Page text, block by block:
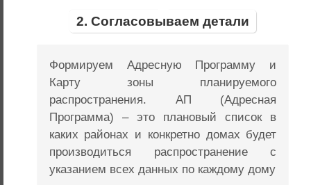
2. Согласовываем детали
Формируем Адресную Программу и
Карту зоны планируемого
распространения. АП (Адресная
Программа) – это плановый список в
каких районах и конкретно домах будет
производиться распространение с
указанием всех данных по каждому дому